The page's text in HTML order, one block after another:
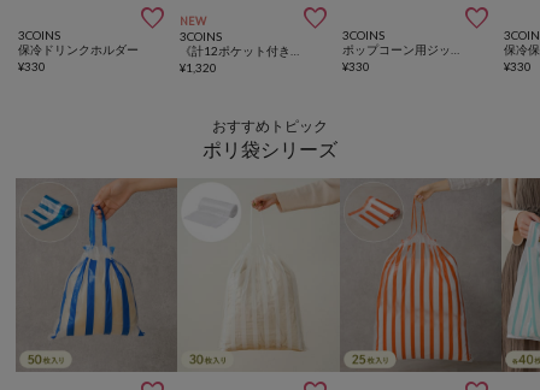

3COINS
保冷ドリンクホルダー
¥330
NEW 
3COINS
¥1,320

3COINS
¥330 ¥330
おすすめトピック
ポリ袋シリーズ